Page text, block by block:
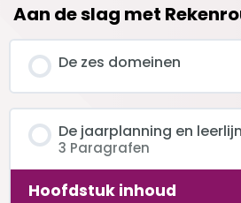
Aan de slag met
De zes domeinen
De jaarplanning en
3 Paragrafen
Hoofdstuk inhoud